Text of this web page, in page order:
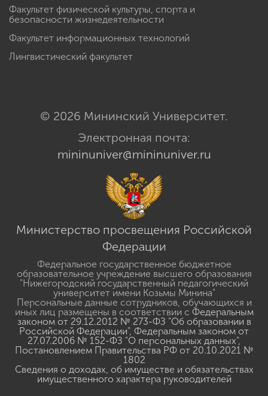
Факультет физической культуры, спорта и
безопасности жизнедеятельности
Факультет информационных технологий
Лингвистический факультет
© 2026 Мининский Университет.
Электронная почта:
mininuniver@mininuniver.ru
Министерство просвещения Российской
Федерации
Федеральное государственное бюджетное
образовательное учреждение высшего образования
"Нижегородский государственный педагогический
университет имени Козьмы Минина"
Персональные данные сотрудников, обучающихся и
иных лиц размещены в соответствии с Федеральным
законом от 29.12.2012 № 273-ФЗ "Об образовании в
Российской Федерации", Федеральным законом от
27.07.2006 № 152-ФЗ "О персональных данных",
Постановлением Правительства РФ от 20.10.2021 №
1802
Сведения о доходах, об имуществе и обязательствах
имущественного характера руководителей